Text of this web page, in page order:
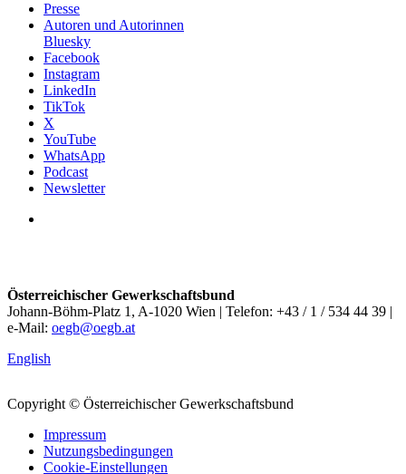
Presse
Autoren und Autorinnen
Bluesky
Facebook
Instagram
LinkedIn
TikTok
X
YouTube
WhatsApp
Podcast
Newsletter
Österreichischer Gewerkschaftsbund
Johann-Böhm-Platz 1, A-1020 Wien | Telefon: +43 / 1 / 534 44 39 |
e-Mail: oegb@oegb.at
English
Copyright © Österreichischer Gewerkschaftsbund
Impressum
Nutzungsbedingungen
Cookie-Einstellungen